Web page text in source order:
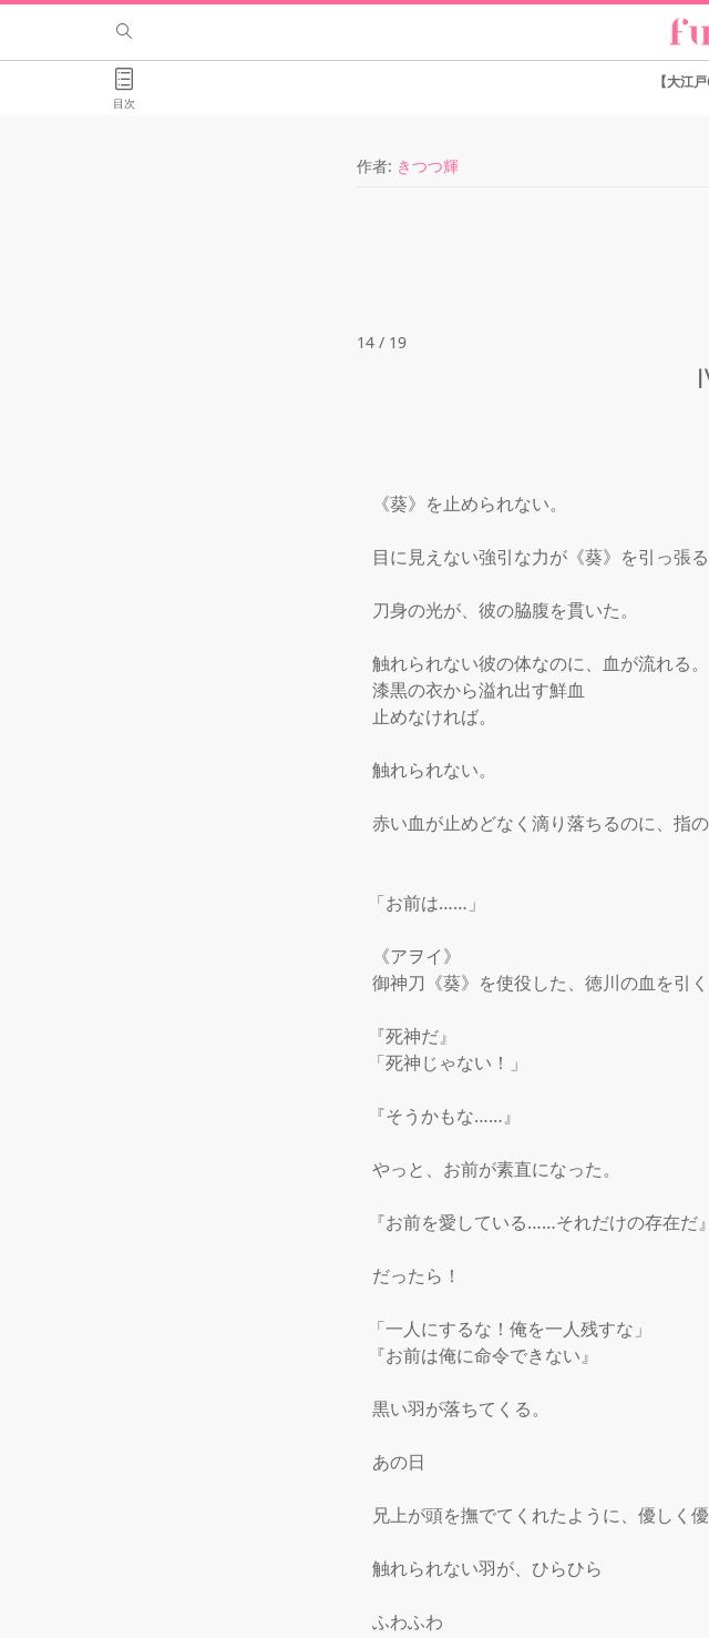
目次
【大江
作者: きつつ輝
14 / 19
《葵》を止められない。
目に見えない強引な力が《葵》を引っ張る
刀身の光が、彼の脇腹を貫いた。
触れられない彼の体なのに、血が流れる。
漆黒の衣から溢れ出す鮮血
止めなければ。
触れられない。
赤い血が止めどなく滴り落ちるのに、指
「お前は……」
《アヲイ》
御神刀《葵》を使役した、徳川の血を引く
『死神だ』
「死神じゃない！」
『そうかもな……』
やっと、お前が素直になった。
『お前を愛している……それだけの存在だ』
だったら！
「一人にするな！俺を一人残すな」
『お前は俺に命令できない』
黒い羽が落ちてくる。
あの日
兄上が頭を撫でてくれたように、優しく
触れられない羽が、ひらひら
ふわふわ